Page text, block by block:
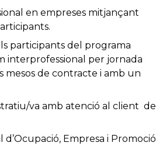
en empreses mitjançant
participants del programa
interprofessional per jornada
de contracte i amb un
va amb atenció al client de
Empresa i Promoció